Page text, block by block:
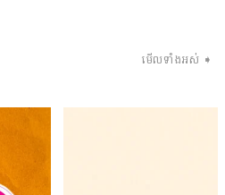
មើលទាំងអស់ ➧